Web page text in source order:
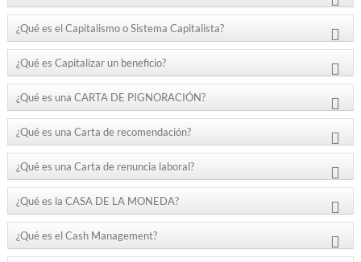
¿Qué es el Capitalismo o Sistema Capitalista?
¿Qué es Capitalizar un beneficio?
¿Qué es una CARTA DE PIGNORACIÓN?
¿Qué es una Carta de recomendación?
¿Qué es una Carta de renuncia laboral?
¿Qué es la CASA DE LA MONEDA?
¿Qué es el Cash Management?